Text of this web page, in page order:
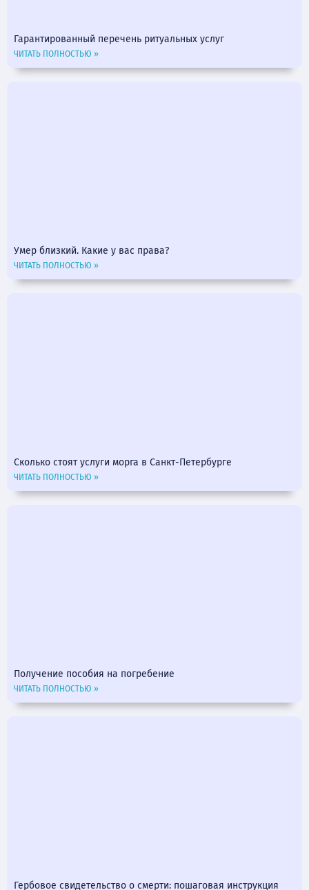
Гарантированный перечень ритуальных услуг
ЧИТАТЬ ПОЛНОСТЬЮ »
Умер близкий. Какие у вас права?
ЧИТАТЬ ПОЛНОСТЬЮ »
Сколько стоят услуги морга в Санкт-Петербурге
ЧИТАТЬ ПОЛНОСТЬЮ »
Получение пособия на погребение
ЧИТАТЬ ПОЛНОСТЬЮ »
Гербовое свидетельство о смерти: пошаговая инструкция